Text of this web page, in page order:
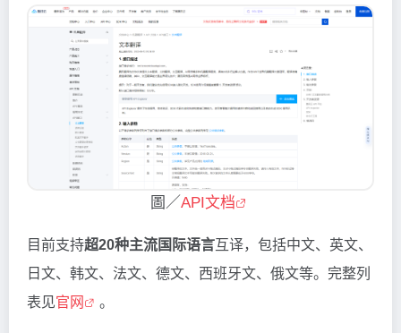
圖／API文档
目前支持超20种主流国际语言互译，包括中文、英文、
日文、韩文、法文、德文、西班牙文、俄文等。完整列
表见官网 。